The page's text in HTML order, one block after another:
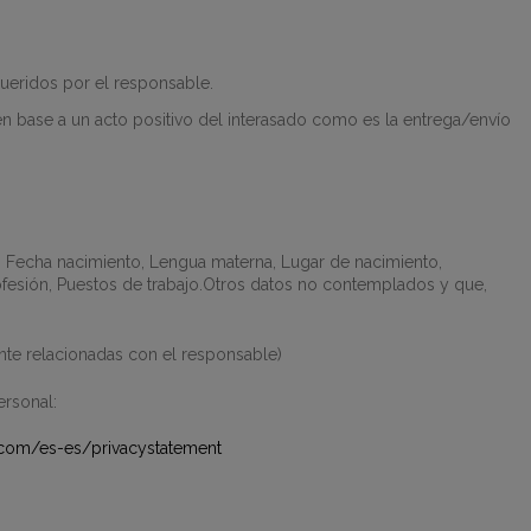
por el responsable.
base a un acto positivo del interasado como es la entrega/envío
nacimiento, Lengua materna, Lugar de nacimiento,
Puestos de trabajo.Otros datos no contemplados y que,
relacionadas con el responsable)
es-es/privacystatement